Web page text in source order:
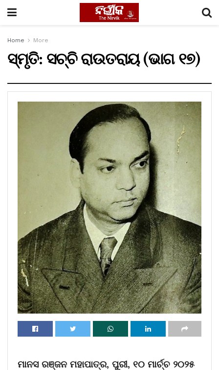
Home More
ସ୍ମୃତି: ସଚ୍ଚି ରାଉତରାୟ (ଭାଗ ୧୭)
ମାନସ ରଞ୍ଜନ ମହାପାତ୍ର, ପୁରୀ, ୧୦ ମାର୍ଚ୍ଚ ୨୦୨୫